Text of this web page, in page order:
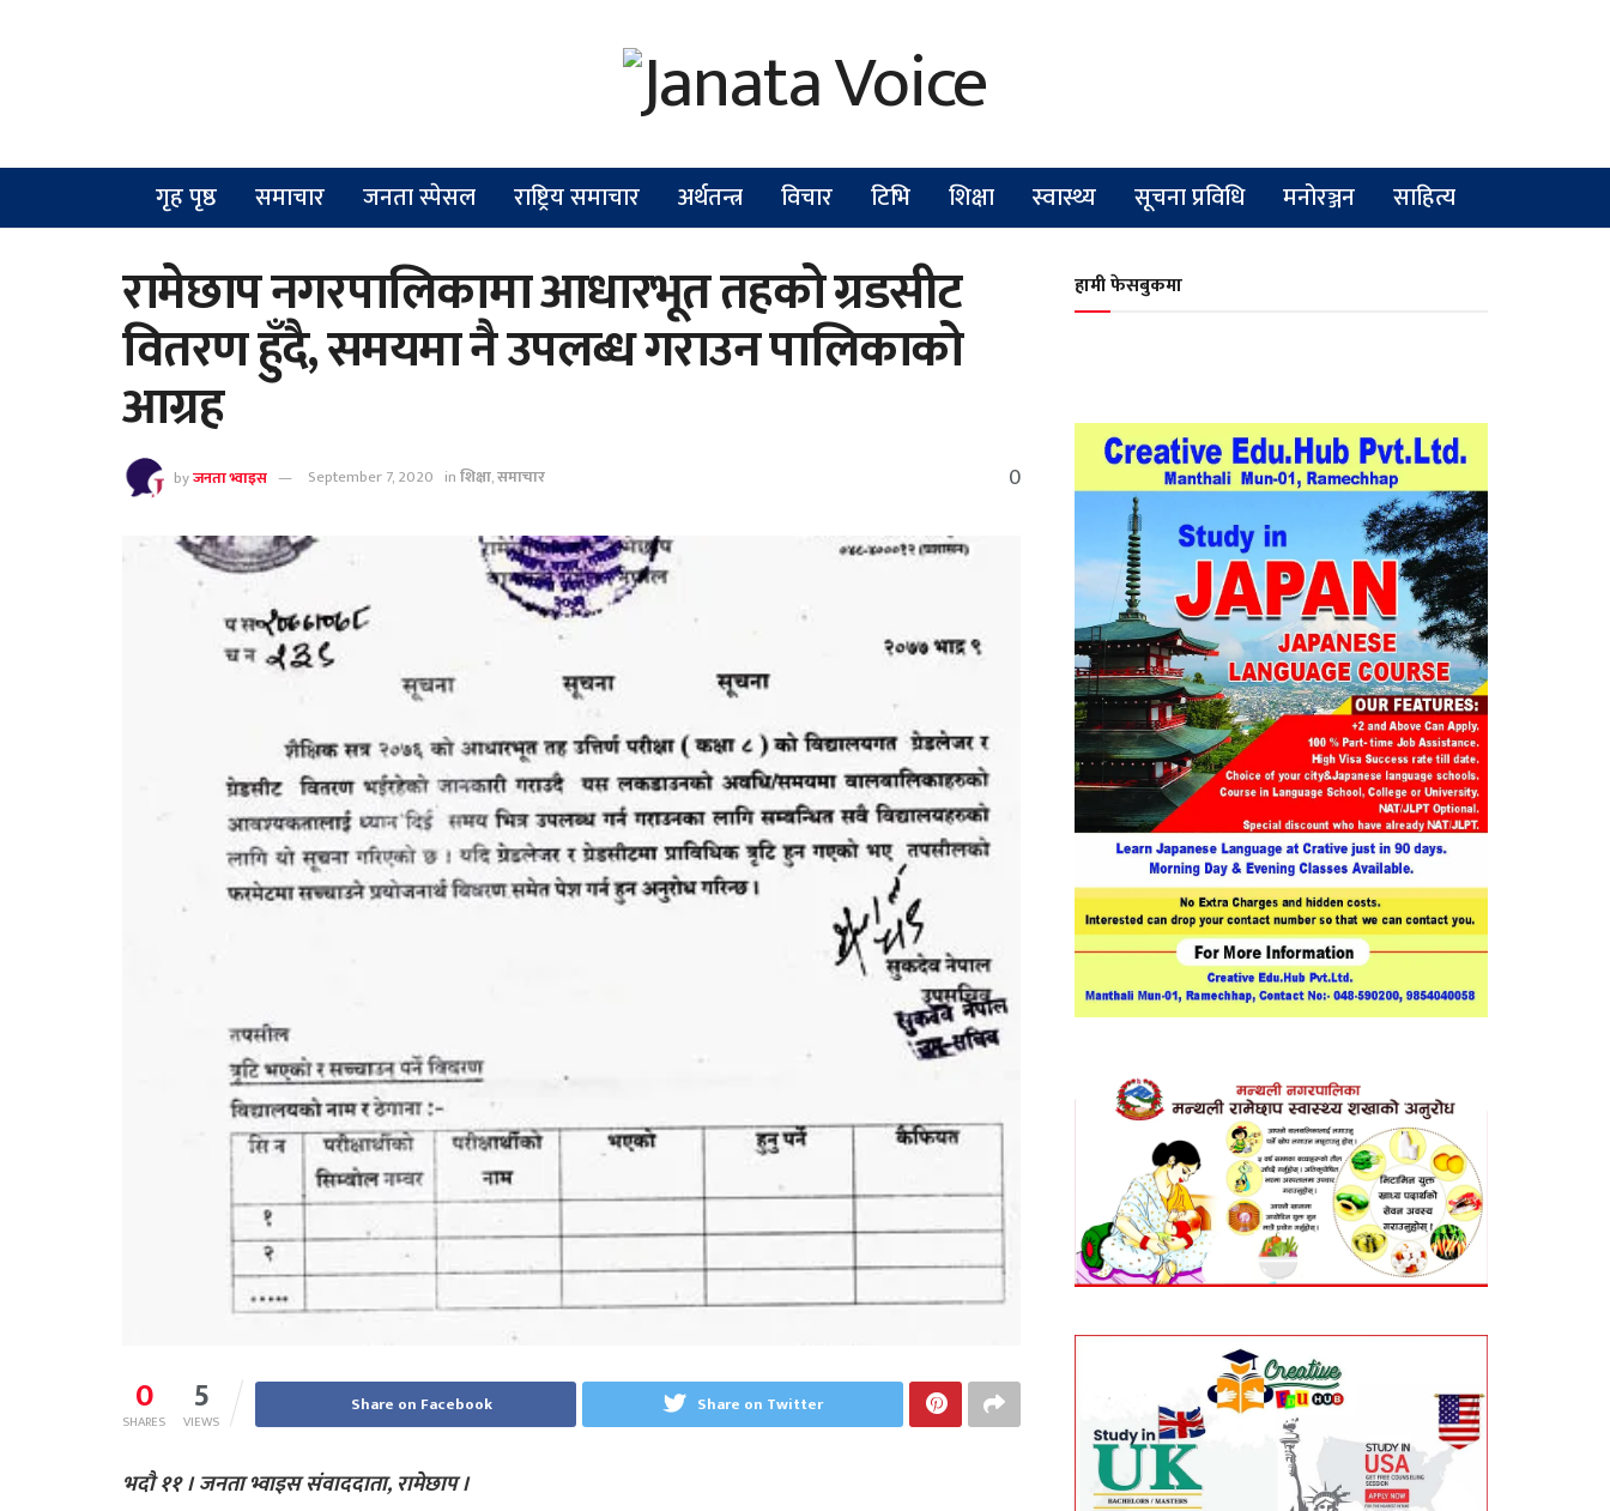
गृह पृष्ठ समाचार जनता स्पेसल राष्ट्रिय समाचार अर्थतन्त्र विचार टिभि शिक्षा स्वास्थ्य सूचना प्रविधि मनोरञ्जन साहित्य
रामेछाप नगरपालिकामा आधारभूत तहको ग्रडसीट
वितरण हुँदै, समयमा नै उपलब्ध गराउन पालिकाको
आग्रह
byजनता भ्वाइस September 7, 2020 inशिक्षा,समाचार 0
0
SHARES 5
VIEWS
Share on Facebook Share on Twitter
भदौ ११ । जनता भ्वाइस संवाददाता, रामेछाप ।
हामी फेसबुकमा